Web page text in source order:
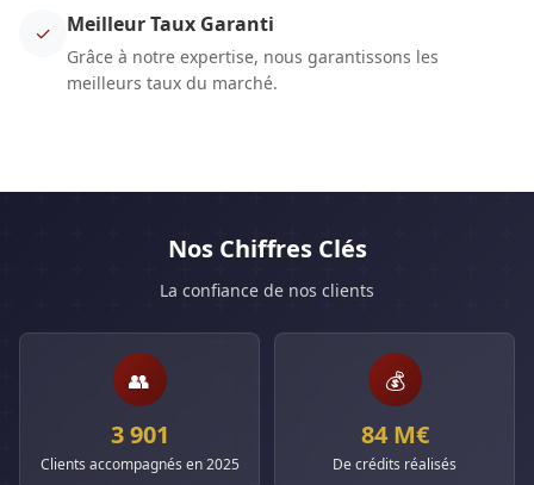
✓ Meilleur Taux Garanti
Grâce à notre expertise, nous garantissons les
meilleurs taux du marché.
Nos Chiffres Clés
La confiance de nos clients
👥
3 901
Clients accompagnés en 2025
💰
84 M€
De crédits réalisés